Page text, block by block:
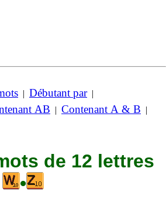
| Débutant par|
AB | Contenant A & B |
de 12 lettres
•